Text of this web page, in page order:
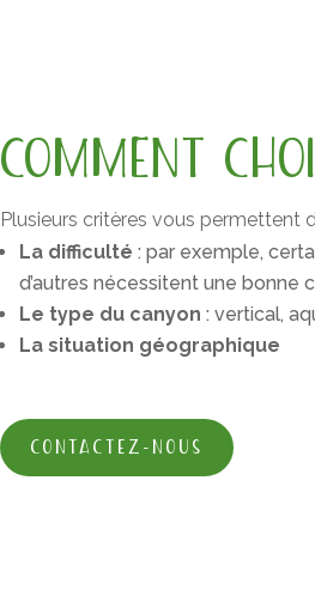
COMMENT
Plusieurs critères vous permettent
La difficulté : par exemple,
d’autres nécessitent une bonne
Le type du canyon : vertical,
La situation géographique
CONTACTEZ-NOUS